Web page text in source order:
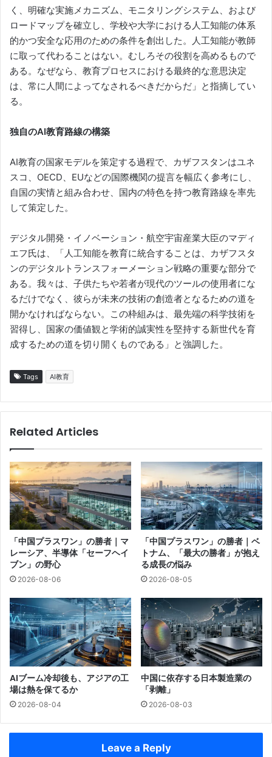
く、明確な実施メカニズム、モニタリングシステム、および
ロードマップを確立し、学校や大学における人工知能の体系
的かつ安全な応用のための条件を創出した。人工知能が教師
に取って代わることはない。むしろその役割を高めるもので
ある。なぜなら、教育プロセスにおける最終的な意思決定
は、常に人間によってなされるべきだからだ」と指摘してい
る。
独自のAI教育路線の構築
AI教育の国家モデルを策定する過程で、カザフスタンはユネ
スコ、OECD、EUなどの国際機関の提言を幅広く参考にし、
自国の実情と組み合わせ、国内の特色を持つ教育路線を率先
して策定した。
デジタル開発・イノベーション・航空宇宙産業大臣のマディ
エフ氏は、「人工知能を教育に統合することは、カザフスタ
ンのデジタルトランスフォーメーション戦略の重要な部分で
ある。我々は、子供たちや若者が現代のツールの使用者にな
るだけでなく、彼らが未来の技術の創造者となるための道を
開かなければならない。この枠組みは、最先端の科学技術を
習得し、国家の価値観と学術的誠実性を堅持する新世代を育
成するための道を切り開くものである」と強調した。
Tags AI教育
Related Articles
「中国プラスワン」の勝者｜マ
レーシア、半導体「セーフヘイ
ブン」の野心
2026-08-06
「中国プラスワン」の勝者｜ベ
トナム、「最大の勝者」が抱え
る成長の悩み
2026-08-05
AIブーム冷却後も、アジアの工
場は熱を保てるか
2026-08-04
中国に依存する日本製造業の
「剥離」
2026-08-03
Leave a Reply